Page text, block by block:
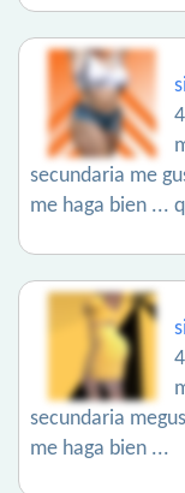
secundaria me
me haga bien ...
secundaria
me haga bien ...